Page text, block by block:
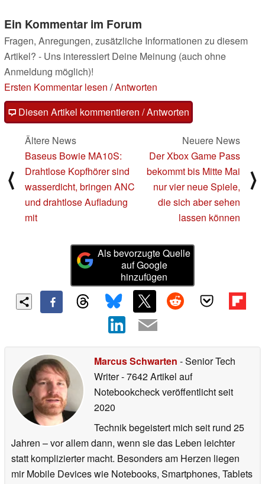
Ein Kommentar im Forum
Fragen, Anregungen, zusätzliche Informationen zu diesem
Artikel? - Uns interessiert Deine Meinung (auch ohne
Anmeldung möglich)!
Ersten Kommentar lesen /Antworten
Diesen Artikel kommentieren / Antworten
⟨
Ältere News
Baseus Bowie MA10S:
Drahtlose Kopfhörer sind
wasserdicht, bringen ANC
und drahtlose Aufladung
mit
Neuere News
Der Xbox Game Pass
bekommt bis Mitte Mai
nur vier neue Spiele,
die sich aber sehen
lassen können
⟩
Als bevorzugte Quelle
auf Google
hinzufügen
Marcus Schwarten - Senior Tech
Writer- 7642 Artikel auf
Notebookcheck veröffentlichtseit
2020
Technik begeistert mich seit rund 25
Jahren – vor allem dann, wenn sie das Leben leichter
statt komplizierter macht. Besonders am Herzen liegen
mir Mobile Devices wie Notebooks, Smartphones, Tablets